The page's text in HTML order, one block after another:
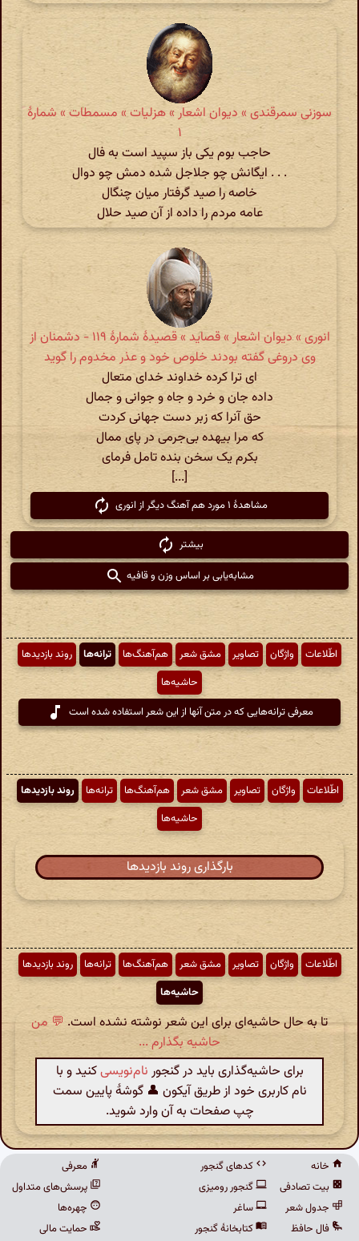
سوزنی سمرقندی » دیوان اشعار » هزلیات » مسمطات » شمارهٔ
۱
حاجب بوم یکی باز سپید است به فال
. . . ایگانش چو جلاجل شده دمش چو دوال
خاصه را صید گرفتار میان چنگال
عامه مردم را داده از آن صید حلال
انوری » دیوان اشعار » قصاید » قصیدهٔ شمارهٔ ۱۱۹ - دشمنان از
وی دروغی گفته بودند خلوص خود و عذر مخدوم را گوید
ای ترا کرده خداوند خدای متعال
داده جان و خرد و جاه و جوانی و جمال
حق آنرا که زبر دست جهانی کردت
که مرا بیهده بی‌جرمی در پای ممال
بکرم یک سخن بنده تامل فرمای
[...]
مشاهدهٔ ۱ مورد هم آهنگ دیگر از انوری
بیشتر
مشابه‌یابی بر اساس وزن و قافیه
اطّلاعات واژگان تصاویر مشق شعر هم‌آهنگ‌ها ترانه‌ها
روند بازدیدها
حاشیه‌ها
معرفی ترانه‌هایی که در متن آنها از این شعر استفاده شده است
اطّلاعات واژگان تصاویر مشق شعر هم‌آهنگ‌ها ترانه‌ها
روند بازدیدها
حاشیه‌ها
بارگذاری روند بازدیدها
اطّلاعات واژگان تصاویر مشق شعر هم‌آهنگ‌ها ترانه‌ها
روند بازدیدها
حاشیه‌ها
تا به حال حاشیه‌ای برای این شعر نوشته نشده است. 💬 من
حاشیه بگذارم ...
برای حاشیه‌گذاری باید در گنجور نام‌نویسیکنید و با
نام کاربری خود از طریق آیکون 👤 گوشهٔ پایین سمت
چپ صفحات به آن وارد شوید.
خانه
بیت تصادفی
جدول شعر
فال حافظ
کدهای گنجور
گنجور رومیزی
ساغر
کتابخانهٔ گنجور
معرفی
پرسش‌های متداول
چهره‌ها
حمایت مالی